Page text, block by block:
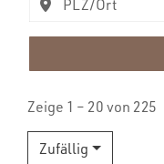
Zeige 1 – 20 von 225
Zufällig